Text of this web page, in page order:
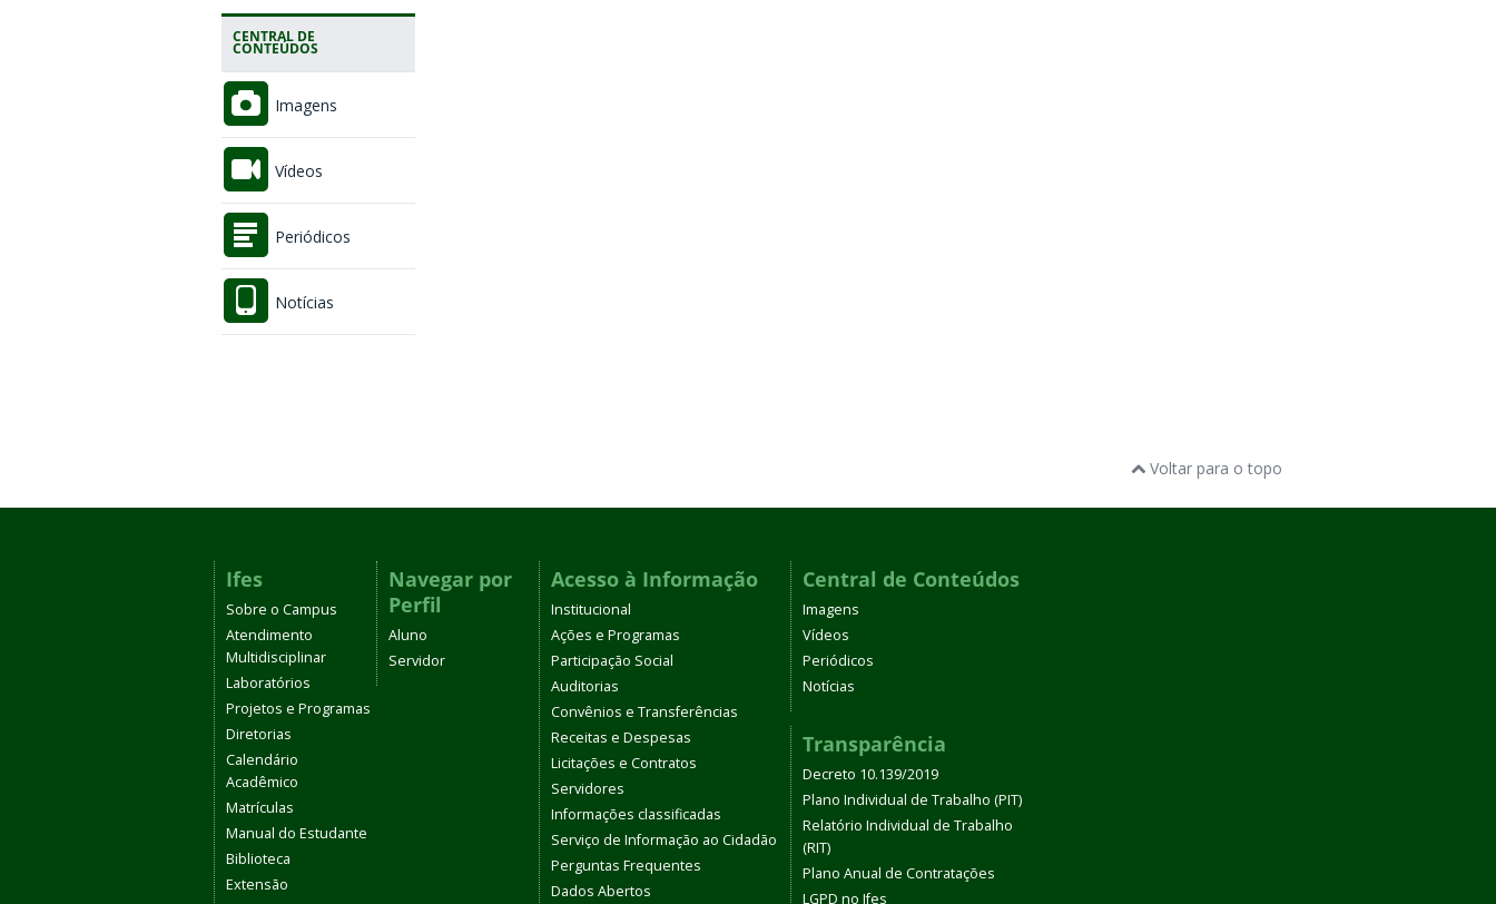
CENTRAL DE
CONTEÚDOS
Imagens
Vídeos
Periódicos
Notícias
Voltar para o topo
Ifes
Sobre o Campus
Atendimento
Multidisciplinar
Laboratórios
Projetos e Programas
Diretorias
Calendário
Acadêmico
Matrículas
Manual do Estudante
Biblioteca
Extensão
Navegar por
Perfil
Aluno
Servidor
Acesso à Informação
Institucional
Ações e Programas
Participação Social
Auditorias
Convênios e Transferências
Receitas e Despesas
Licitações e Contratos
Servidores
Informações classificadas
Serviço de Informação ao Cidadão
Perguntas Frequentes
Dados Abertos
Central de Conteúdos
Imagens
Vídeos
Periódicos
Notícias
Transparência
Decreto 10.139/2019
Plano Individual de Trabalho (PIT)
Relatório Individual de Trabalho
(RIT)
Plano Anual de Contratações
LGPD no Ifes